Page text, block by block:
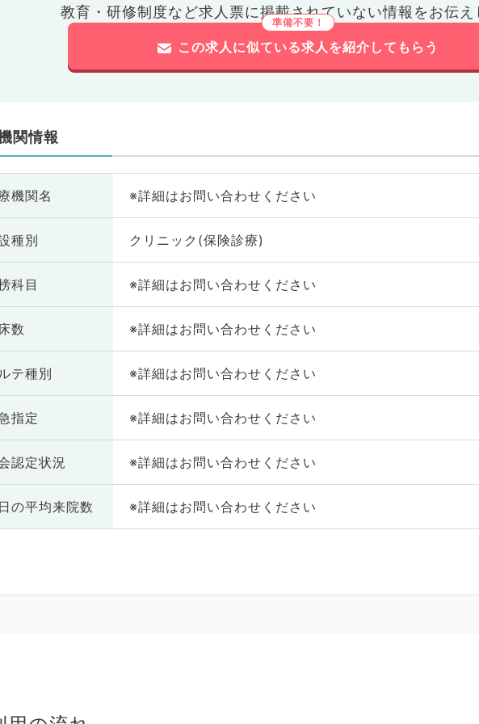
教育・研修制度など求人票に掲載されていない情報をお伝え
この求人に似ている求人を紹介してもらう
関情報
機関名 ※詳細はお問い合わせください
種別 クリニック(保険診療)
科目 ※詳細はお問い合わせください
数 ※詳細はお問い合わせください
テ種別 ※詳細はお問い合わせください
指定 ※詳細はお問い合わせください
認定状況 ※詳細はお問い合わせください
の平均来院数 ※詳細はお問い合わせください